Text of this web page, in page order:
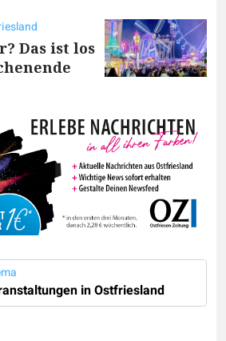
Das ist los
in Ostfriesland